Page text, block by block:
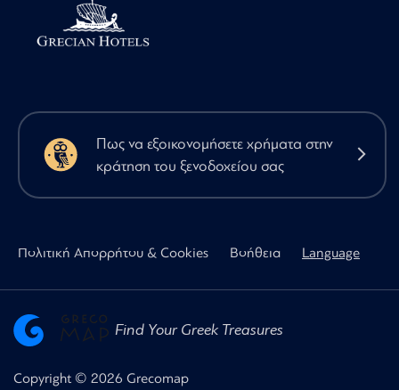
Πως να εξοικονομήσετε χρήματα στην
κράτηση του ξενοδοχείου σας
Πολιτική Απορρήτου & Cookies Βοήθεια Language
Find Your Greek Treasures
Copyright © 2026 Grecomap